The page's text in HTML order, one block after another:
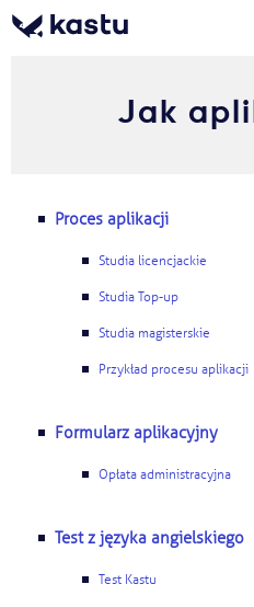
Formularz
Bezpłatne
Usługi
Jak
Proces aplikacji
Studia licencjackie
Studia Top-up
Studia magisterskie
Przykład procesu aplikacji
Formularz aplikacyjny
Opłata administracyjna
Test z języka angielskiego
Test Kastu